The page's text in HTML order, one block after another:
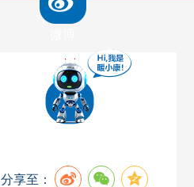
分享至：